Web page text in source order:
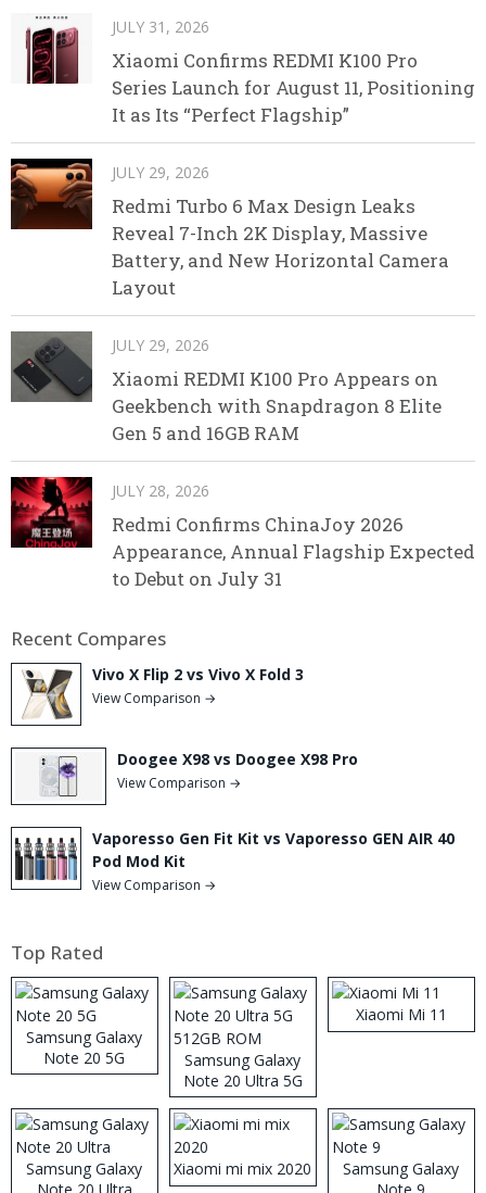
JULY 31, 2026
Xiaomi Confirms REDMI K100 Pro
Series Launch for August 11, Positioning
It as Its “Perfect Flagship”
JULY 29, 2026
Redmi Turbo 6 Max Design Leaks
Reveal 7-Inch 2K Display, Massive
Battery, and New Horizontal Camera
Layout
JULY 29, 2026
Xiaomi REDMI K100 Pro Appears on
Geekbench with Snapdragon 8 Elite
Gen 5 and 16GB RAM
JULY 28, 2026
Redmi Confirms ChinaJoy 2026
Appearance, Annual Flagship Expected
to Debut on July 31
Recent Compares
Vivo X Flip 2 vs Vivo X Fold 3
View Comparison →
Doogee X98 vs Doogee X98 Pro
View Comparison →
Vaporesso Gen Fit Kit vs Vaporesso GEN AIR 40
Pod Mod Kit
View Comparison →
Top Rated
Samsung Galaxy
Note 20 5G
Samsung Galaxy
Note 20 Ultra 5G
512GB ROM
Xiaomi Mi 11
Samsung Galaxy
Xiaomi mi mix 2020
Samsung Galaxy